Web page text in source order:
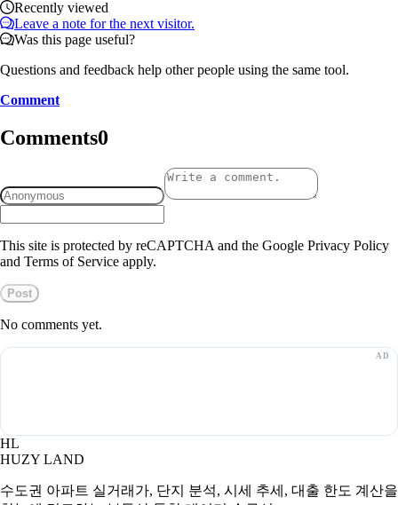
Recently viewed
Leave a note for the next visitor.
Was this page useful?
Questions and feedback help other people using the same tool.
Comment
Comments0
This site is protected by reCAPTCHA and the Google Privacy Policy
and Terms of Service apply.
Post
No comments yet.
HL
HUZY LAND
수도권 아파트 실거래가, 단지 분석, 시세 추세, 대출 한도 계산을